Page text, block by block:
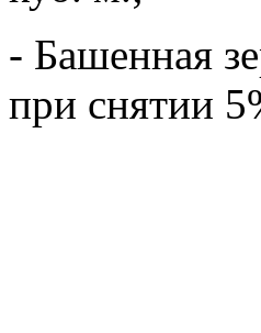
- Башенная
при снятии